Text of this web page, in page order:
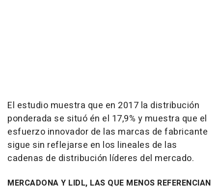
El estudio muestra que en 2017 la distribución
ponderada se situó én el 17,9% y muestra que el
esfuerzo innovador de las marcas de fabricante
sigue sin reflejarse en los lineales de las
cadenas de distribución líderes del mercado.
MERCADONA Y LIDL, LAS QUE MENOS REFERENCIAN